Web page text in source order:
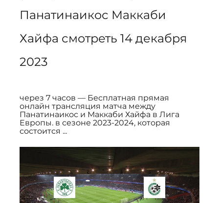
Панатинаикос Маккаби
Хайфа смотреть 14 декабря
2023
через 7 часов — Бесплатная прямая
онлайн трансляция матча между
Панатинаикос и Маккаби Хайфа в Лига
Европы. в сезоне 2023-2024, которая
состоится ...